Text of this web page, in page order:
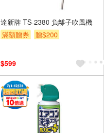
達新牌 TS-2380 負離子吹風機
滿額贈券
贈$200
$599